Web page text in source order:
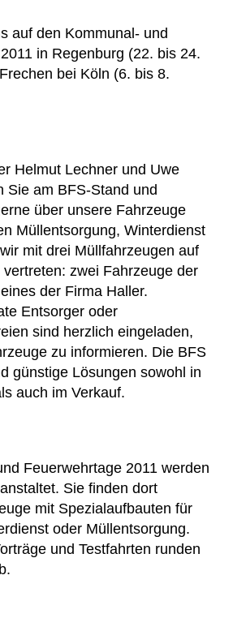
auf den Kommunal- und
in Regenburg (22. bis 24.
bei Köln (6. bis 8.
Helmut Lechner und Uwe
Sie am BFS-Stand und
über unsere Fahrzeuge
Müllentsorgung, Winterdienst
mit drei Müllfahrzeugen auf
zwei Fahrzeuge der
der Firma Haller.
Entsorger oder
sind herzlich eingeladen,
zu informieren. Die BFS
günstige Lösungen sowohl in
auch im Verkauf.
Feuerwehrtage 2011 werden
Sie finden dort
mit Spezialaufbauten für
oder Müllentsorgung.
und Testfahrten runden